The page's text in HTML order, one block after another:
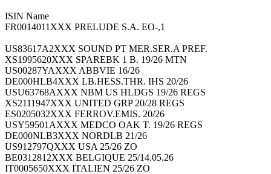
ISIN Name
FR0014011XXX PRELUDE S.A. EO-,1
US83617A2XXX SOUND PT MER.SER.A PREF.
XS1995620XXX SPAREBK 1 B. 19/26 MTN
US00287YAXXX ABBVIE 16/26
DE000HLB4XXX LB.HESS.THR. IHS 20/26
USU63768AXXX NBM US HLDGS 19/26 REGS
XS2111947XXX UNITED GRP 20/28 REGS
ES0205032XXX FERROV.EMIS. 20/26
USY59501AXXX MEDCO OAK T. 19/26 REGS
DE000NLB3XXX NORDLB 21/26
US912797QXXX USA 25/26 ZO
BE0312812XXX BELGIQUE 25/14.05.26
IT0005650XXX ITALIEN 25/26 ZO